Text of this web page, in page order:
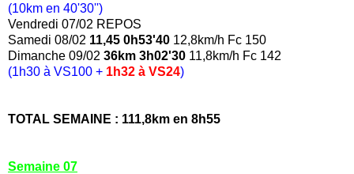
(10km en 40'30'')
Vendredi 07/02 REPOS
Samedi 08/02 11,45 0h53'40 12,8km/h Fc 150
Dimanche 09/02 36km 3h02'30 11,8km/h Fc 142
(1h30 à VS100 + 1h32 à VS24)
TOTAL SEMAINE : 111,8km en 8h55
Semaine 07